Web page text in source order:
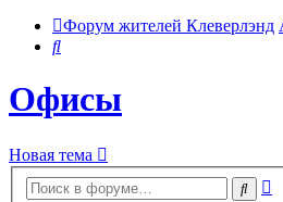
Форум жителей Клеверлэнд
Поиск
Офисы
Новая тема
Поиск